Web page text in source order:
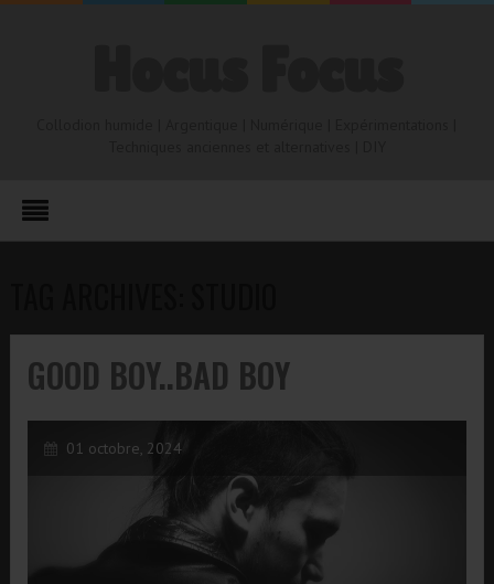
GOOD BOY..BAD BOY
01 octobre, 2024